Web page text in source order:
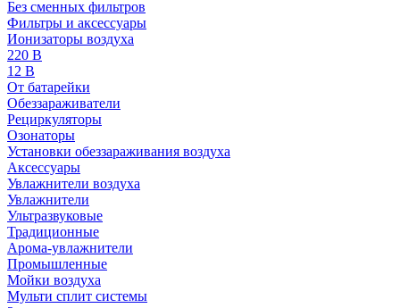
Без сменных фильтров
Фильтры и аксессуары
Ионизаторы воздуха
220 В
12 В
От батарейки
Обеззараживатели
Рециркуляторы
Озонаторы
Установки обеззараживания воздуха
Аксессуары
Увлажнители воздуха
Увлажнители
Ультразвуковые
Традиционные
Арома-увлажнители
Промышленные
Мойки воздуха
Мульти сплит системы